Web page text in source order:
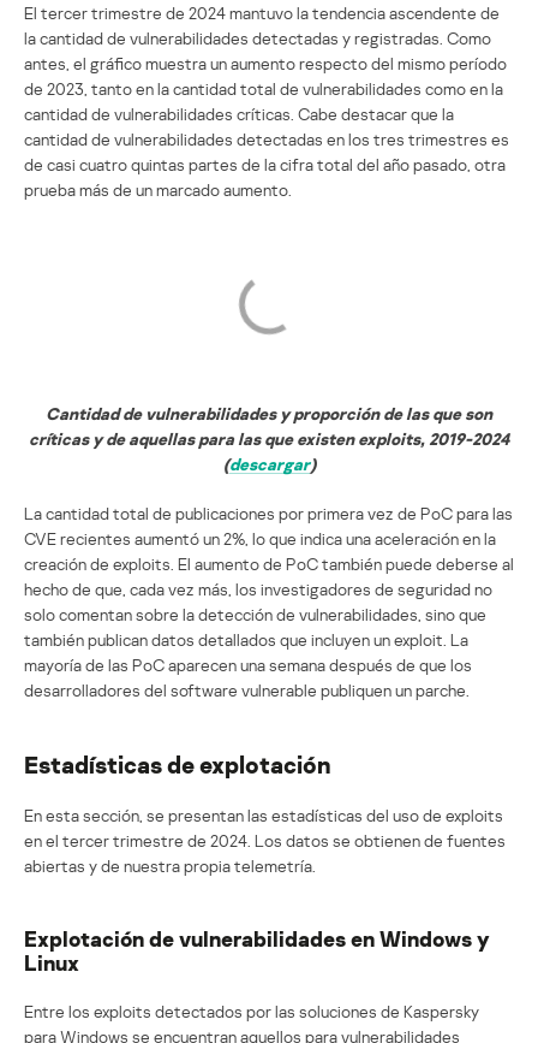
El tercer trimestre de 2024 mantuvo la tendencia ascendente de
la cantidad de vulnerabilidades detectadas y registradas. Como
antes, el gráfico muestra un aumento respecto del mismo período
de 2023, tanto en la cantidad total de vulnerabilidades como en la
cantidad de vulnerabilidades críticas. Cabe destacar que la
cantidad de vulnerabilidades detectadas en los tres trimestres es
de casi cuatro quintas partes de la cifra total del año pasado, otra
prueba más de un marcado aumento.
Cantidad de vulnerabilidades y proporción de las que son
críticas y de aquellas para las que existen exploits, 2019-2024
(descargar)
La cantidad total de publicaciones por primera vez de PoC para las
CVE recientes aumentó un 2%, lo que indica una aceleración en la
creación de exploits. El aumento de PoC también puede deberse al
hecho de que, cada vez más, los investigadores de seguridad no
solo comentan sobre la detección de vulnerabilidades, sino que
también publican datos detallados que incluyen un exploit. La
mayoría de las PoC aparecen una semana después de que los
desarrolladores del software vulnerable publiquen un parche.
Estadísticas de explotación
En esta sección, se presentan las estadísticas del uso de exploits
en el tercer trimestre de 2024. Los datos se obtienen de fuentes
abiertas y de nuestra propia telemetría.
Explotación de vulnerabilidades en Windows y
Linux
Entre los exploits detectados por las soluciones de Kaspersky
para Windows se encuentran aquellos para vulnerabilidades